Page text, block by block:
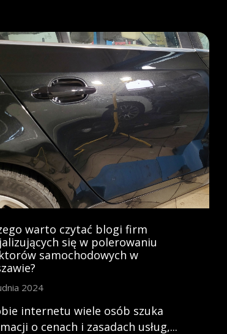
warto czytać blogi firm
się w polerowaniu
samochodowych w
2024
internetu wiele osób szuka
o cenach i zasadach usług,...